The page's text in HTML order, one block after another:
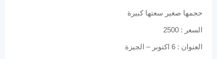
حجمها صغير سعتها كبيرة
السعر : 2500
العنوان : 6 اكتوبر – الجيزة